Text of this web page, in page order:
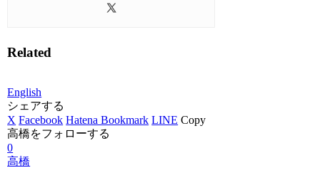
Related
English
シェアする
X Facebook Hatena Bookmark LINE Copy
高橋をフォローする
0
高橋